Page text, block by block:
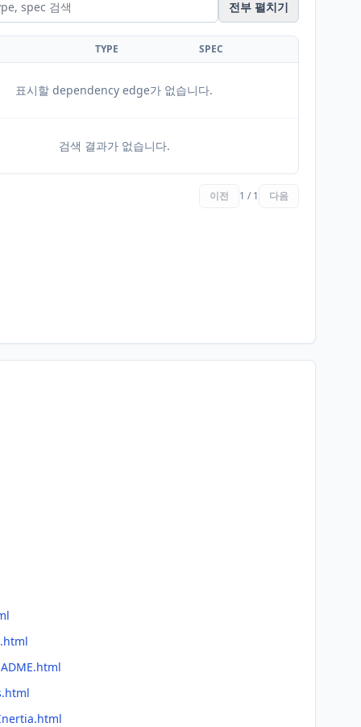
전부 펼치기
TYPE SPEC
표시할 dependency edge가 없습니다.
검색 결과가 없습니다.
이전 1 / 1 다음